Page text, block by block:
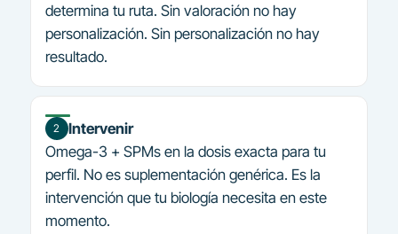
determina tu ruta. Sin valoración no hay
personalización. Sin personalización no hay
resultado.
2
Intervenir
Omega-3 + SPMs en la dosis exacta para tu
perfil. No es suplementación genérica. Es la
intervención que tu biología necesita en este
momento.